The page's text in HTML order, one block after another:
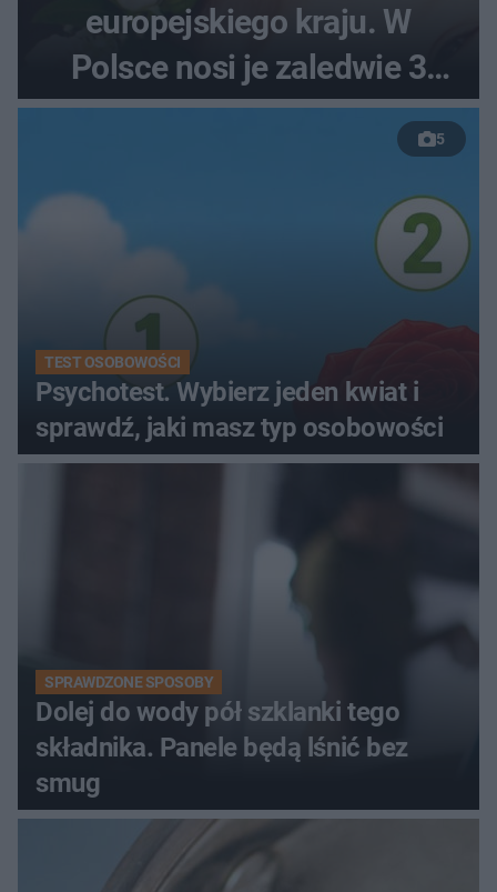
europejskiego kraju. W
Polsce nosi je zaledwie 3
kobiety
5
TEST OSOBOWOŚCI
Psychotest. Wybierz jeden kwiat i
sprawdź, jaki masz typ osobowości
SPRAWDZONE SPOSOBY
Dolej do wody pół szklanki tego
składnika. Panele będą lśnić bez
smug